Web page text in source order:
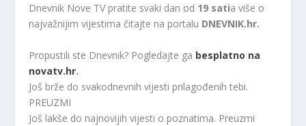
Dnevnik Nove TV pratite svaki dan od 19 satia više o
najvažnijim vijestima čitajte na portalu DNEVNIK.hr.
Propustili ste Dnevnik? Pogledajte ga besplatno na
novatv.hr.
Još brže do svakodnevnih vijesti prilagođenih tebi.
PREUZMI
Još lakše do najnovijih vijesti o poznatima. Preuzmi